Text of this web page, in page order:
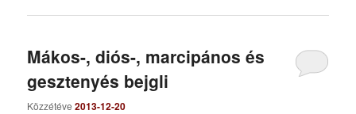
Mákos-, diós-, marcipános és
gesztenyés bejgli
Közzétéve2013-12-20